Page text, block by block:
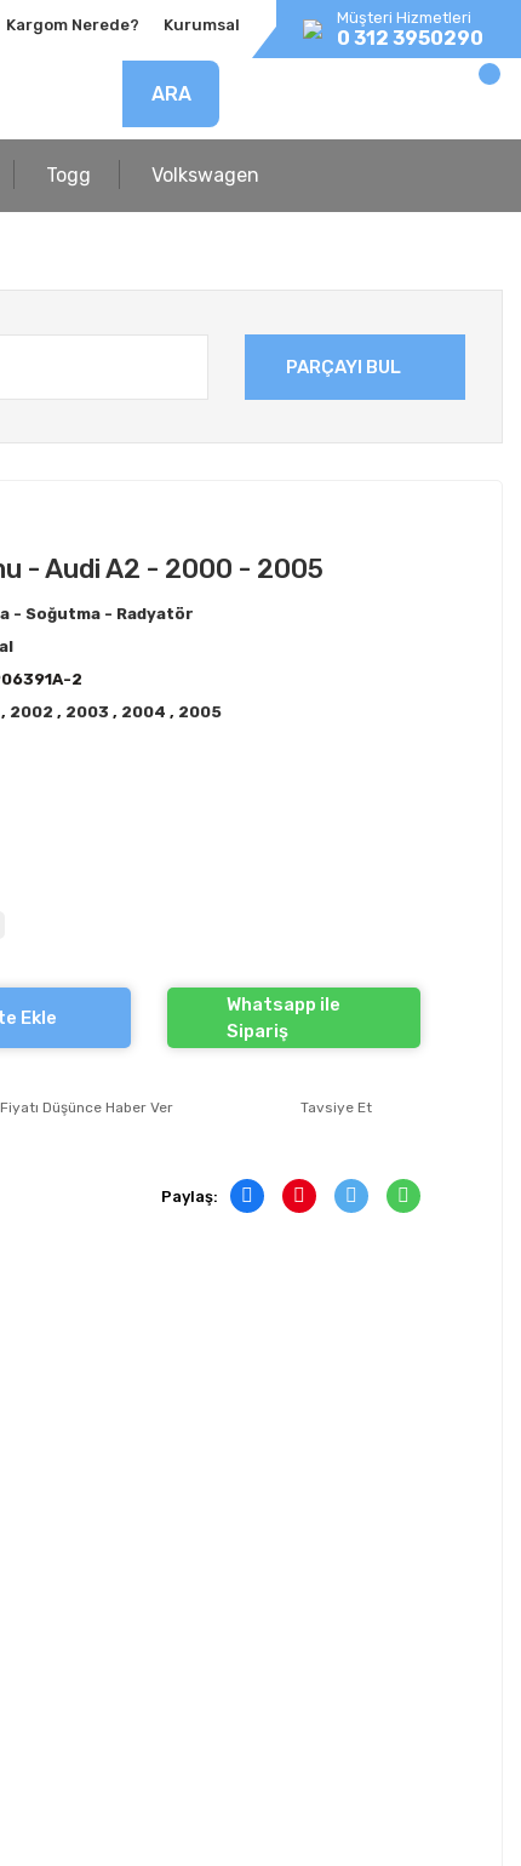
Kargom Nerede? Kurumsal Müşteri Hizmetleri
0 312 3950290
ARA
Togg Volkswagen
PARÇAYI BUL
- Audi A2 - 2000 - 2005
- Soğutma - Radyatör
2
, 2002, 2003, 2004, 2005
Ekle
Whatsapp ile
Sipariş
Fiyatı Düşünce Haber Ver Tavsiye Et
Paylaş: